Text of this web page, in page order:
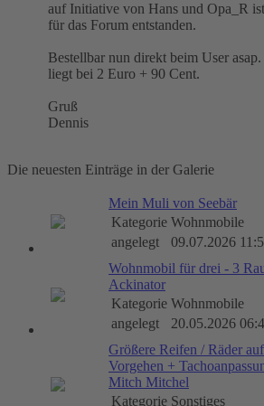
auf Initiative von Hans und Opa_R
für das Forum entstanden.
Bestellbar nun direkt beim User
liegt bei 2 Euro + 90 Cent.
Gruß
Dennis
Die neuesten Einträge in der Galerie
Mein Muli von Seebär
Kategorie Wohnmobile
angelegt
09.07.2026
Wohnmobil für drei - 3
Ackinator
Kategorie Wohnmobile
angelegt
20.05.2026
Größere Reifen / Räder
Vorgehen +
Mitch Mitchel
Kategorie Sonstiges